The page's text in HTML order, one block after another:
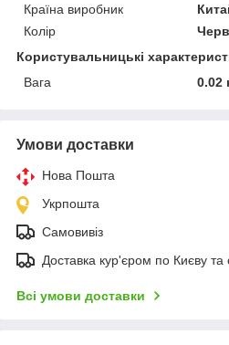
Країна виробник
Колір
Користувальницькі
Вага
0.02
Умови доставки
Нова Пошта
Укрпошта
Самовивіз
Доставка кур'єром по Києву та
Всі умови доставки